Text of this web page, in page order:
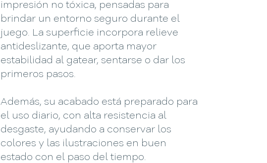
impresión no tóxica, pensadas para
brindar un entorno seguro durante el
juego. La superficie incorpora relieve
antideslizante, que aporta mayor
estabilidad al gatear, sentarse o dar los
primeros pasos.
Además, su acabado está preparado para
el uso diario, con alta resistencia al
desgaste, ayudando a conservar los
colores y las ilustraciones en buen
estado con el paso del tiempo.